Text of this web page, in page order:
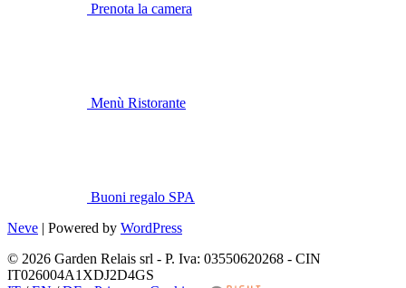
Prenota la camera
Menù Ristorante
Buoni regalo SPA
Neve | Powered by WordPress
© 2026 Garden Relais srl - P. Iva: 03550620268 - CIN
IT026004A1XDJ2D4GS